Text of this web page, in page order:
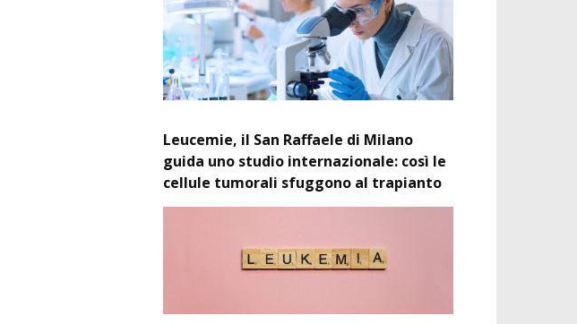
Leucemie, il San Raffaele di Milano
guida uno studio internazionale: così le
cellule tumorali sfuggono al trapianto